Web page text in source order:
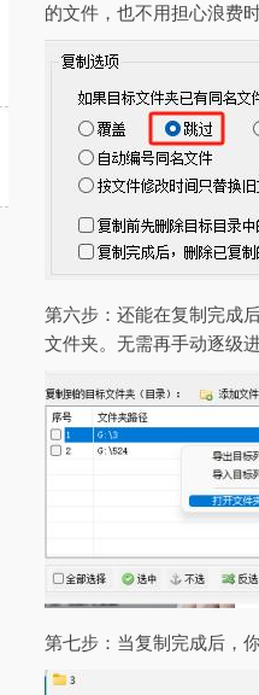
的文件，也不用担心浪费
第六步：还能在复制完成
文件夹。无需再手动逐级
第七步：当复制完成后，